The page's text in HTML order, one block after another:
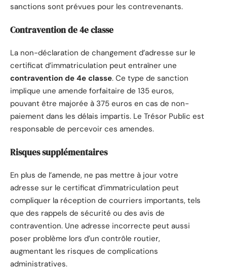
sanctions sont prévues pour les contrevenants.
Contravention de 4e classe
La non-déclaration de changement d’adresse sur le
certificat d’immatriculation peut entraîner une
contravention de 4e classe. Ce type de sanction
implique une amende forfaitaire de 135 euros,
pouvant être majorée à 375 euros en cas de non-
paiement dans les délais impartis. Le Trésor Public est
responsable de percevoir ces amendes.
Risques supplémentaires
En plus de l’amende, ne pas mettre à jour votre
adresse sur le certificat d’immatriculation peut
compliquer la réception de courriers importants, tels
que des rappels de sécurité ou des avis de
contravention. Une adresse incorrecte peut aussi
poser problème lors d’un contrôle routier,
augmentant les risques de complications
administratives.